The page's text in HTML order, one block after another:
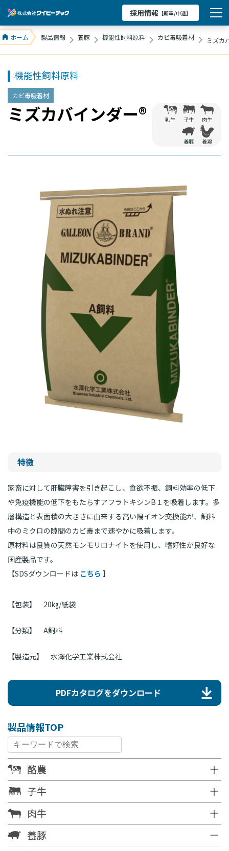
採用情報 【新卒/中途】
ホーム 製品情報 養豚 機能性飼料原料 カビ毒吸着材 ミズカ
機能性飼料原料
カビ毒吸着材
ミズカバインダー® 乳牛 子牛 肉牛
養豚 養鶏
特徴
家畜に対して肝臓障害を引き起こし、食欲不振、飼料効率の低下
や免疫機能の低下をもたらすアフラトキシンB１を吸着します。多
層構造と表面積の大きさに由来する高い陽イオン交換能が、飼料
中のミクロの隙間のカビ毒まで速やかに吸着します。
原材料は良質の天然モンモリロナイトを使用し、嗜好性が良好な
国産製品です。
【SDSダウンロードは こちら 】
【包装】 20㎏/紙袋
【分類】 A飼料
【製造元】 水澤化学工業株式会社
PDFカタログをダウンロード
製品情報TOP
酪農
子牛
肉牛
養豚